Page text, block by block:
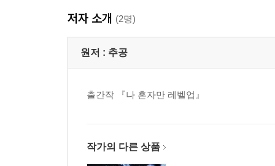
저자 소개 (2명)
원저 : 추공
출간작 『나 혼자만 레벨업』
작가의 다른 상품